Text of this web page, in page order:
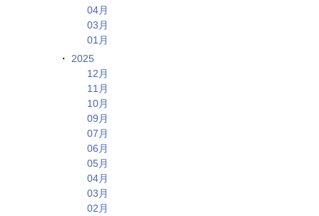
04月
03月
01月
2025
12月
11月
10月
09月
07月
06月
05月
04月
03月
02月